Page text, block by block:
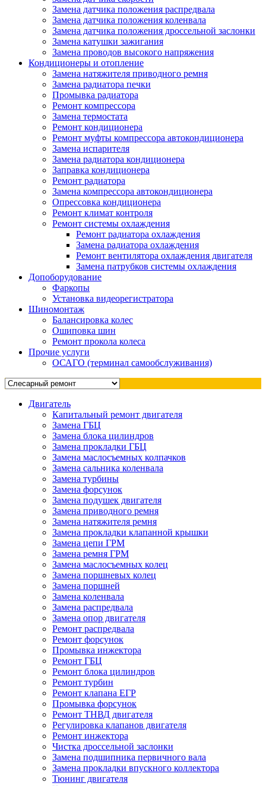
Замена датчика положения распредвала
Замена датчика положения коленвала
Замена датчика положения дроссельной заслонки
Замена катушки зажигания
Замена проводов высокого напряжения
Кондиционеры и отопление
Замена натяжителя приводного ремня
Замена радиатора печки
Промывка радиатора
Ремонт компрессора
Замена термостата
Ремонт кондиционера
Ремонт муфты компрессора автокондиционера
Замена испарителя
Замена радиатора кондиционера
Заправка кондиционера
Ремонт радиатора
Замена компрессора автокондиционера
Опрессовка кондиционера
Ремонт климат контроля
Ремонт системы охлаждения
Ремонт радиатора охлаждения
Замена радиатора охлаждения
Ремонт вентилятора охлаждения двигателя
Замена патрубков системы охлаждения
Допоборудование
Фаркопы
Установка видеорегистратора
Шиномонтаж
Балансировка колес
Ошиповка шин
Ремонт прокола колеса
Прочие услуги
ОСАГО (терминал самообслуживания)
Двигатель
Капитальный ремонт двигателя
Замена ГБЦ
Замена блока цилиндров
Замена прокладки ГБЦ
Замена маслосъемных колпачков
Замена сальника коленвала
Замена турбины
Замена форсунок
Замена подушек двигателя
Замена приводного ремня
Замена натяжителя ремня
Замена прокладки клапанной крышки
Замена цепи ГРМ
Замена ремня ГРМ
Замена маслосъемных колец
Замена поршневых колец
Замена поршней
Замена коленвала
Замена распредвала
Замена опор двигателя
Ремонт распредвала
Ремонт форсунок
Промывка инжектора
Ремонт ГБЦ
Ремонт блока цилиндров
Ремонт турбин
Ремонт клапана ЕГР
Промывка форсунок
Ремонт ТНВД двигателя
Регулировка клапанов двигателя
Ремонт инжектора
Чистка дроссельной заслонки
Замена подшипника первичного вала
Замена прокладки впускного коллектора
Тюнинг двигателя